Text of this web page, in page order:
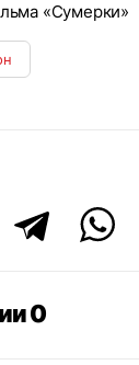
«Сумерки»
0